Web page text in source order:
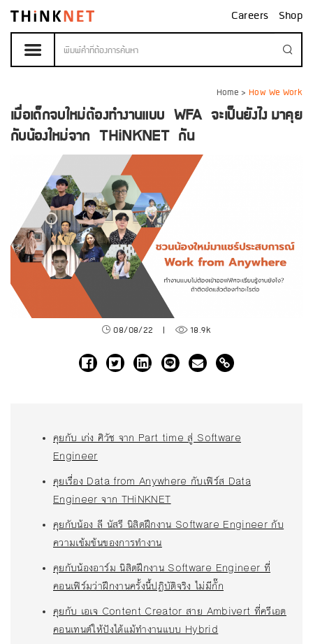
Careers Shop
Home >How We Work
เมื่อเด็กจบใหม่ต้องทำงานแบบ WFA จะเป็นยังไง มาคุย
กับน้องใหม่จาก THiNKNET กัน
08/08/22 | 18.9k
คุยกับ เก่ง ศิวัช จาก Part time สู่ Software
Engineer
คุยเรื่อง Data from Anywhere กับเฟิร์ส Data
Engineer จาก THiNKNET
คุยกับน้อง ลี นัสรี นิสิตฝึกงาน Software Engineer กับ
ความเข้มข้นของการทำงาน
คุยกับน้องอาร์ม นิสิตฝึกงาน Software Engineer ที่
คอนเฟิร์มว่าฝึกงานครั้งนี้ปฏิบัติจริง ไม่มีกั๊ก
คุยกับ เอเจ Content Creator สาย Ambivert ที่ครีเอต
คอนเทนต์ให้ปังได้แม้ทำงานแบบ Hybrid